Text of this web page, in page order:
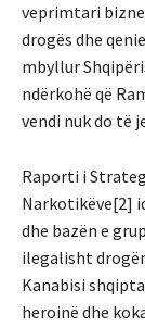
veprimtari
drogës dhe
mbyllur
ndërkohë që
vendi nuk do të
Raporti i
Narkotikëve[2]
dhe bazën e
ilegalisht
Kanabisi
heroinë dhe